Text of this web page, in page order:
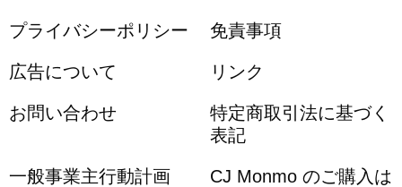
プライバシーポリシー 免責事項
広告について リンク
お問い合わせ
特定商取引法に基づく
表記
一般事業主行動計画
CJ Monmo のご購入は